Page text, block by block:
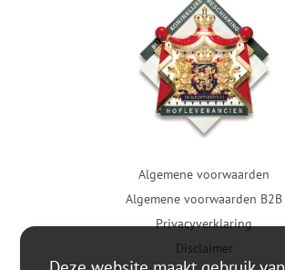
Algemene voorwaarden
Algemene voorwaarden B2B
Privacyverklaring
Disclaimer